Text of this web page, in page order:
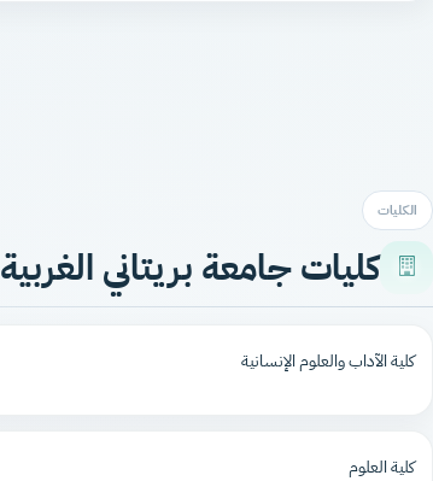
الكليات
كليات جامعة بريتاني الغربية
كلية الآداب والعلوم الإنسانية
كلية العلوم